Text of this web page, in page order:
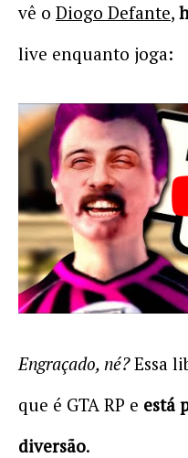
vê o Diogo Defante,
live enquanto joga:
Engraçado, né?Essa
que é GTA RP e está
diversão.